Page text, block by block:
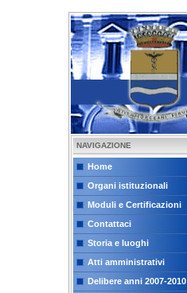
NAVIGAZIONE
Home
Organi istituzionali
Moduli e Certificazioni
Contattaci
Storia e luoghi
Atti amministrativi
Delibere anni 2007-2010